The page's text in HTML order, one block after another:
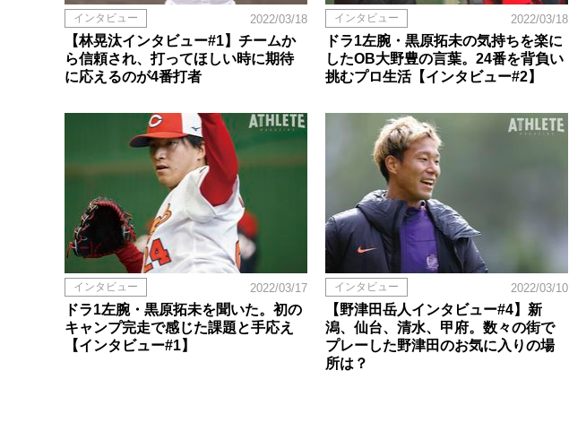
インタビュー 2022/03/18
【林晃汰インタビュー#1】チームか
ら信頼され、打ってほしい時に期待
に応えるのが4番打者
インタビュー 2022/03/18
ドラ1左腕・黒原拓未の気持ちを楽に
したOB大野豊の言葉。24番を背負い
挑むプロ生活【インタビュー#2】
インタビュー 2022/03/17
ドラ1左腕・黒原拓未を聞いた。初の
キャンプ完走で感じた課題と手応え
【インタビュー#1】
インタビュー 2022/03/10
【野津田岳人インタビュー#4】新
潟、仙台、清水、甲府。数々の街で
プレーした野津田のお気に入りの場
所は？